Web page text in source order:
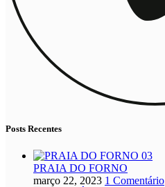
Posts Recentes
PRAIA DO FORNO
março 22, 2023 1 Comentário